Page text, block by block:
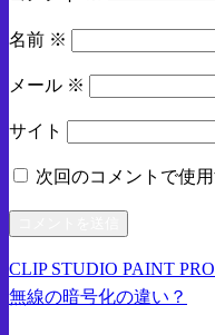
名前 ※
メール ※
サイト
次回のコメントで使
投
前
の
CLIP STUDIO PAINT
次
無線の暗号化の違い？